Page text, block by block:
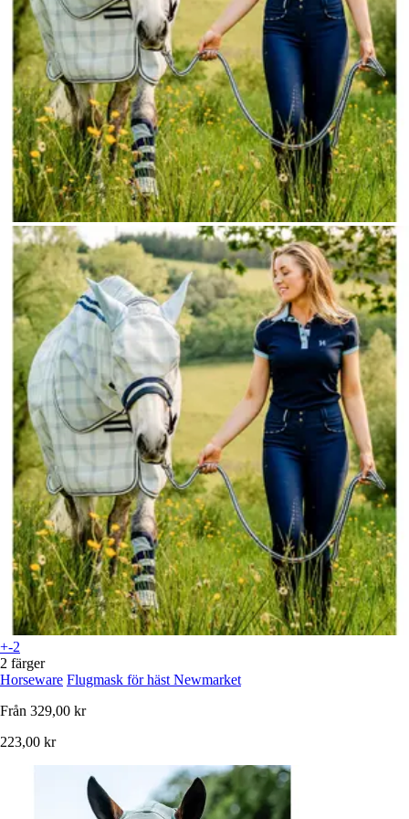
+-2
2 färger
Horseware Flugmask för häst Newmarket
Från 329,00 kr
223,00 kr